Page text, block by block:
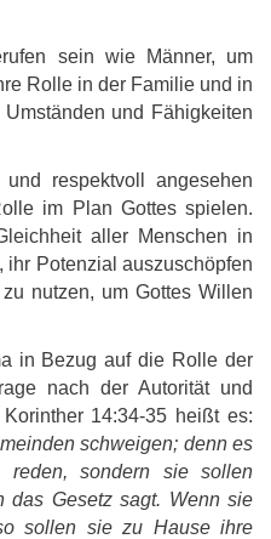
sein wie Männer, um
Rolle in der Familie und in
und Fähigkeiten
respektvoll angesehen
im Plan Gottes spielen.
aller Menschen in
ihr Potenzial auszuschöpfen
nutzen, um Gottes Willen
in Bezug auf die Rolle der
nach der Autorität und
14:34-35 heißt es:
schweigen; denn es
sondern sie sollen
das Gesetz sagt. Wenn sie
sollen sie zu Hause ihre